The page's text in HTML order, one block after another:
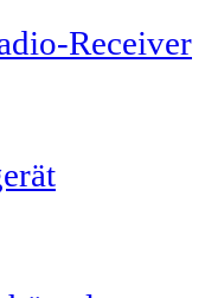
Receiver